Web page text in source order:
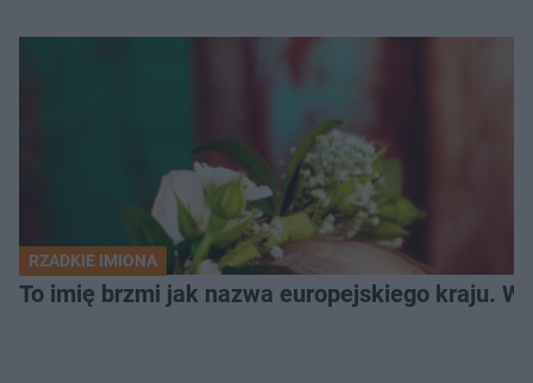
RZADKIE IMIONA
To imię brzmi jak nazwa europejskiego kraju.